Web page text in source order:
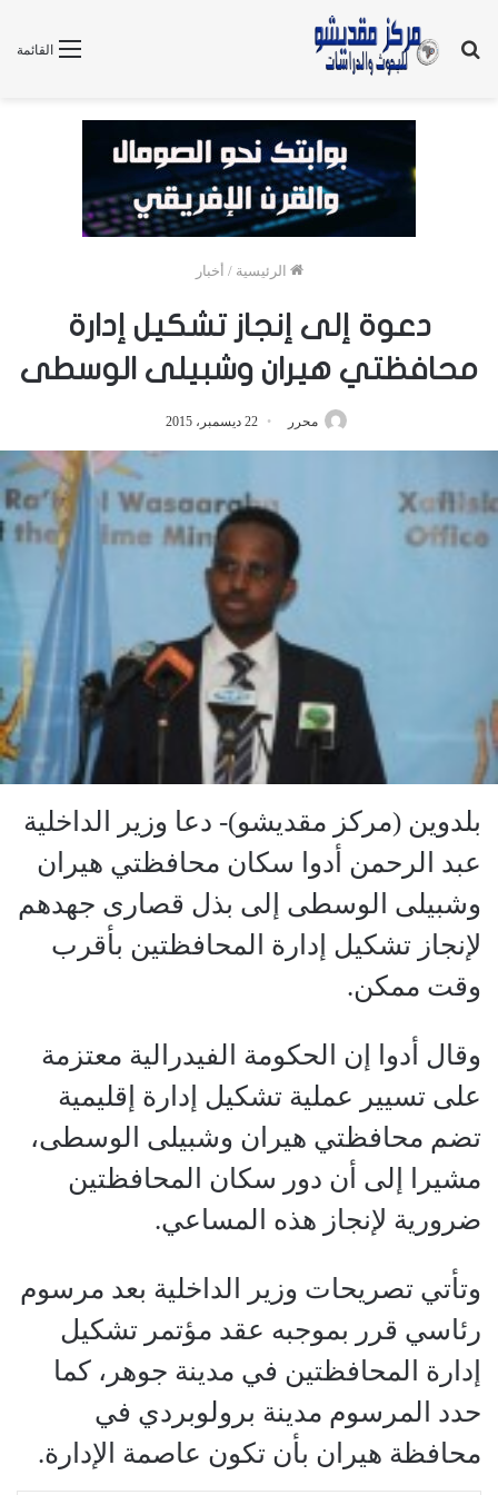
القائمة
بحث
الرئيسية / أخبار
دعوة إلى إنجاز تشكيل إدارة
محافظتي هيران وشبيلى الوسطى
محرر 22 ديسمبر، 2015
بلدوين (مركز مقديشو)- دعا وزير الداخلية
عبد الرحمن أدوا سكان محافظتي هيران
وشبيلى الوسطى إلى بذل قصارى جهدهم
لإنجاز تشكيل إدارة المحافظتين بأقرب
وقت ممكن.
وقال أدوا إن الحكومة الفيدرالية معتزمة
على تسيير عملية تشكيل إدارة إقليمية
تضم محافظتي هيران وشبيلى الوسطى،
مشيرا إلى أن دور سكان المحافظتين
ضرورية لإنجاز هذه المساعي.
وتأتي تصريحات وزير الداخلية بعد مرسوم
رئاسي قرر بموجبه عقد مؤتمر تشكيل
إدارة المحافظتين في مدينة جوهر، كما
حدد المرسوم مدينة برولوبردي في
محافظة هيران بأن تكون عاصمة الإدارة.